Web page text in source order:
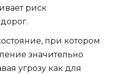
риск
при котором
значительно
угрозу как для